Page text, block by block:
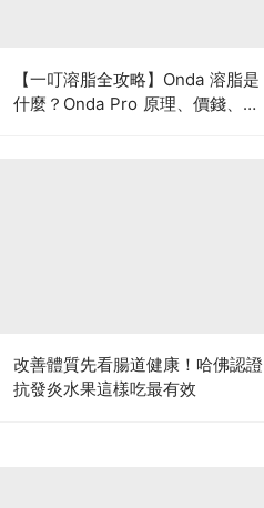
【一叮溶脂全攻略】Onda 溶脂是
什麼？Onda Pro 原理、價錢、次
改善體質先看腸道健康！哈佛認證
抗發炎水果這樣吃最有效